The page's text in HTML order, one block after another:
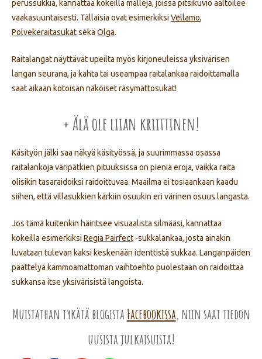
perussukkia, kannattaa kokeilla malleja, joissa pitsikuvio aaltoilee
vaakasuuntaisesti. Tällaisia ovat esimerkiksiVellamo,
Polvekeraitasukatsekä Olga.
Raitalangat näyttävät upeilta myös kirjoneuleissa yksivärisen
langan seurana, ja kahta tai useampaa raitalankaa raidoittamalla
saat aikaan kotoisan näköiset räsymattosukat!
+ Älä ole liian kriittinen!
Käsityön jälki saa näkyä käsityössä, ja suurimmassa osassa
raitalankoja väripätkien pituuksissa on pieniä eroja, vaikka raita
olisikin tasaraidoiksi raidoittuvaa. Maailma ei tosiaankaan kaadu
siihen, että villasukkien kärkiin osuukin eri värinen osuus langasta.
Jos tämä kuitenkin häiritsee visuaalista silmääsi, kannattaa
kokeilla esimerkiksiRegia Pairfect -sukkalankaa, josta ainakin
luvataan tulevan kaksi keskenään identtistä sukkaa. Langanpäiden
päättelyä kammoamattoman vaihtoehto puolestaan on raidoittaa
sukkansa itse yksivärisistä langoista.
Muistathan tykätä blogista Facebookissa, niin saat tiedon
uusista julkaisuista!